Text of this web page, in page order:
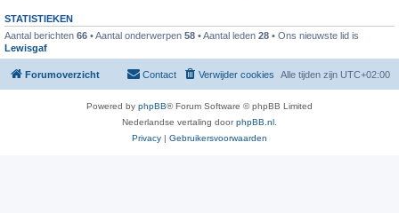
STATISTIEKEN
Aantal berichten 66 • Aantal onderwerpen 58 • Aantal leden 28 • Ons nieuwste lid is
Lewisgaf
Forumoverzicht Alle tijden zijn UTC+02:00
Verwijder cookies
Contact
Powered by phpBB® Forum Software © phpBB Limited
Nederlandse vertaling doorphpBB.nl
Privacy | Gebruikersvoorwaarden